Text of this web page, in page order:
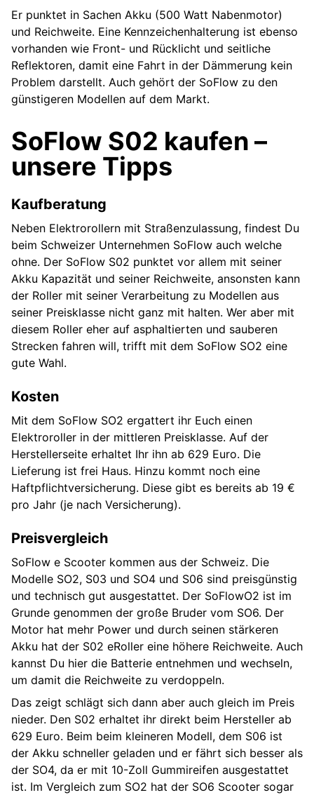
Er punktet in Sachen Akku (500 Watt Nabenmotor)
und Reichweite. Eine Kennzeichenhalterung ist ebenso
vorhanden wie Front- und Rücklicht und seitliche
Reflektoren, damit eine Fahrt in der Dämmerung kein
Problem darstellt. Auch gehört der SoFlow zu den
günstigeren Modellen auf dem Markt.
SoFlow S02 kaufen –
unsere Tipps
Kaufberatung
Neben Elektrorollern mit Straßenzulassung, findest Du
beim Schweizer Unternehmen SoFlow auch welche
ohne. Der SoFlow S02 punktet vor allem mit seiner
Akku Kapazität und seiner Reichweite, ansonsten kann
der Roller mit seiner Verarbeitung zu Modellen aus
seiner Preisklasse nicht ganz mit halten. Wer aber mit
diesem Roller eher auf asphaltierten und sauberen
Strecken fahren will, trifft mit dem SoFlow SO2 eine
gute Wahl.
Kosten
Mit dem SoFlow SO2 ergattert ihr Euch einen
Elektroroller in der mittleren Preisklasse. Auf der
Herstellerseite erhaltet Ihr ihn ab 629 Euro. Die
Lieferung ist frei Haus. Hinzu kommt noch eine
Haftpflichtversicherung. Diese gibt es bereits ab 19 €
pro Jahr (je nach Versicherung).
Preisvergleich
SoFlow e Scooter kommen aus der Schweiz. Die
Modelle SO2, S03 und SO4 und S06 sind preisgünstig
und technisch gut ausgestattet. Der SoFlowO2 ist im
Grunde genommen der große Bruder vom SO6. Der
Motor hat mehr Power und durch seinen stärkeren
Akku hat der S02 eRoller eine höhere Reichweite. Auch
kannst Du hier die Batterie entnehmen und wechseln,
um damit die Reichweite zu verdoppeln.
Das zeigt schlägt sich dann aber auch gleich im Preis
nieder. Den S02 erhaltet ihr direkt beim Hersteller ab
629 Euro. Beim beim kleineren Modell, dem S06 ist
der Akku schneller geladen und er fährt sich besser als
der SO4, da er mit 10-Zoll Gummireifen ausgestattet
ist. Im Vergleich zum SO2 hat der SO6 Scooter sogar